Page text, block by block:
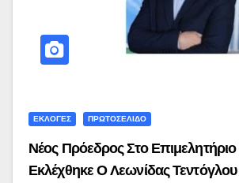
ΕΚΛΟΓΕΣ ΠΡΩΤΟΣΕΛΙΔΟ
Νέος Πρόεδρος Στο
Εκλέχθηκε Ο Λεωνίδας Τεντόγλου